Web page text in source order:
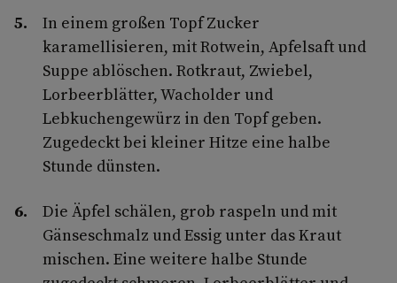
In einem großen Topf Zucker
karamellisieren, mit Rotwein, Apfelsaft und
Suppe ablöschen. Rotkraut, Zwiebel,
Lorbeerblätter, Wacholder und
Lebkuchengewürz in den Topf geben.
Zugedeckt bei kleiner Hitze eine halbe
Stunde dünsten.
Die Äpfel schälen, grob raspeln und mit
Gänseschmalz und Essig unter das Kraut
mischen. Eine weitere halbe Stunde